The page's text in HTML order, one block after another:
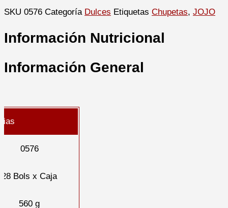
SKU 0576 Categoría Dulces Etiquetas Chupetas, JOJO
Información Nutricional
Información General
0576
28 Bols x Caja
560 g